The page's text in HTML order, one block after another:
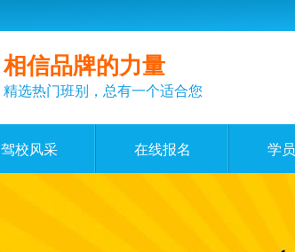
相信品牌的力量
精选热门班别，总有一个适合您
驾校风采 在线报名 学